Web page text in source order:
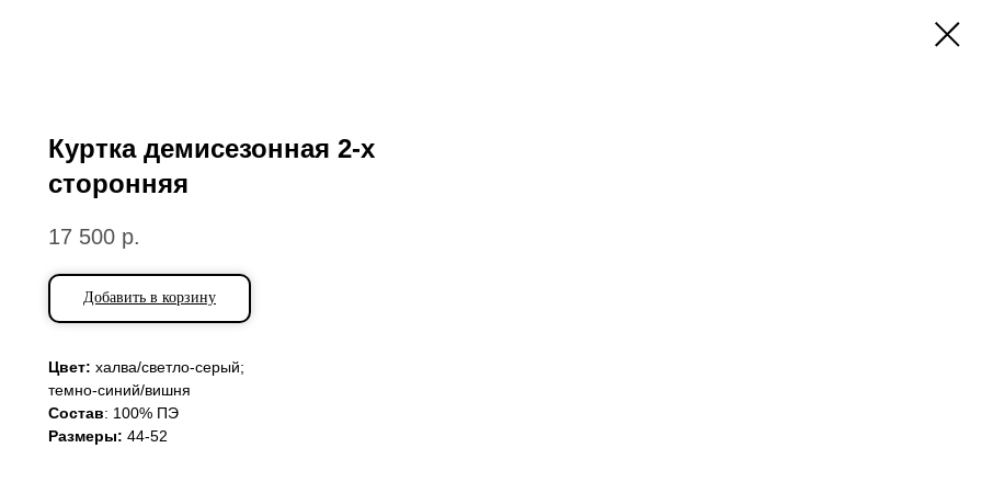
Куртка демисезонная 2-х
сторонняя
17 500 р.
Добавить в корзину
Цвет: халва/светло-серый;
темно-синий/вишня
Состав: 100% ПЭ
Размеры: 44-52